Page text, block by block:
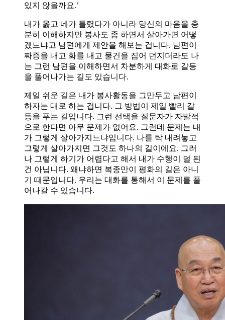
있지 않을까요.’
내가 옳고 네가 틀렸다가 아니라 당신의 마음을 충
분히 이해하지만 봉사도 좀 하면서 살아가면 어떻
겠느냐고 남편에게 제안을 해보는 겁니다. 남편이
짜증을 내고 화를 내고 물건을 집어 던지더라도 나
는 그런 남편을 이해하면서 차분하게 대화로 갈등
을 풀어나가는 길도 있습니다.
제일 쉬운 길은 내가 봉사활동을 그만두고 남편이
하자는 대로 하는 겁니다. 그 방법이 제일 빨리 갈
등을 푸는 길입니다. 그런 선택을 질문자가 자발적
으로 한다면 아무 문제가 없어요. 그런데 문제는 내
가 그렇게 살아가지느냐입니다. 나를 탁 내려놓고
그렇게 살아가지면 그것도 하나의 길이에요. 그러
나 그렇게 하기가 어렵다고 해서 내가 수행이 덜 된
건 아닙니다. 왜냐하면 복종만이 평화의 길은 아니
기 때문입니다. 우리는 대화를 통해서 이 문제를 풀
어나갈 수 있습니다.